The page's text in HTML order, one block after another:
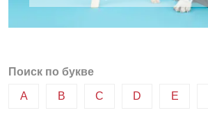
Поиск по букве
A B C D E